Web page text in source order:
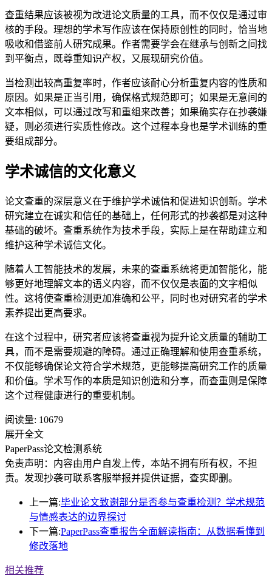
查重结果应该被视为改进论文质量的工具，而不仅仅是通过审
核的手段。理想的学术写作应该在保持原创性的同时，恰当地
吸收和借鉴前人研究成果。作者需要学会在继承与创新之间找
到平衡点，既尊重知识产权，又展现研究价值。
当检测出较高重复率时，作者应该耐心分析重复内容的性质和
原因。如果是正当引用，确保格式规范即可；如果是无意间的
文本相似，可以通过改写和重组来改善；如果确实存在抄袭嫌
疑，则必须进行实质性修改。这个过程本身也是学术训练的重
要组成部分。
学术诚信的文化意义
论文查重的深层意义在于维护学术诚信和促进知识创新。学术
研究建立在诚实和信任的基础上，任何形式的抄袭都是对这种
基础的破坏。查重系统作为技术手段，实际上是在帮助建立和
维护这种学术诚信文化。
随着人工智能技术的发展，未来的查重系统将更加智能化，能
够更好地理解文本的语义内容，而不仅仅是表面的文字相似
性。这将使查重检测更加准确和公平，同时也对研究者的学术
素养提出更高要求。
在这个过程中，研究者应该将查重视为提升论文质量的辅助工
具，而不是需要规避的障碍。通过正确理解和使用查重系统，
不仅能够确保论文符合学术规范，更能够提高研究工作的质量
和价值。学术写作的本质是知识创造和分享，而查重则是保障
这个过程健康进行的重要机制。
阅读量: 10679
展开全文
PaperPass论文检测系统
免责声明：内容由用户自发上传，本站不拥有所有权，不担
责。发现抄袭可联系客服举报并提供证据，查实即删。
上一篇:毕业论文致谢部分是否参与查重检测？学术规范
与情感表达的边界探讨
下一篇:PaperPass查重报告全面解读指南：从数据看懂到
修改落地
相关推荐